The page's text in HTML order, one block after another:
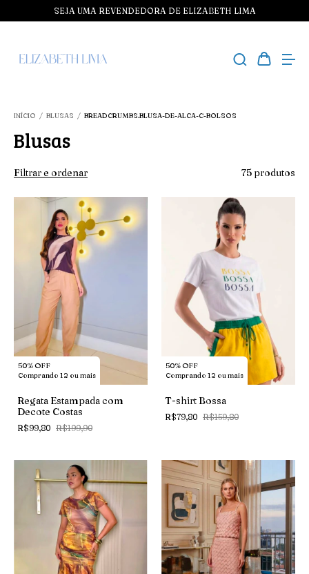
SEJA UMA REVENDEDORA DE ELIZABETH LIMA
INÍCIO / BLUSAS / BREADCRUMBS.BLUSA-DE-ALCA-C-BOLSOS
Blusas
Filtrar e ordenar 75 produtos
50% OFF
Comprando 12 ou mais
Regata Estampada com
Decote Costas
R$99,80 R$199,90
50% OFF
Comprando 12 ou mais
T-shirt Bossa
R$79,80 R$159,80